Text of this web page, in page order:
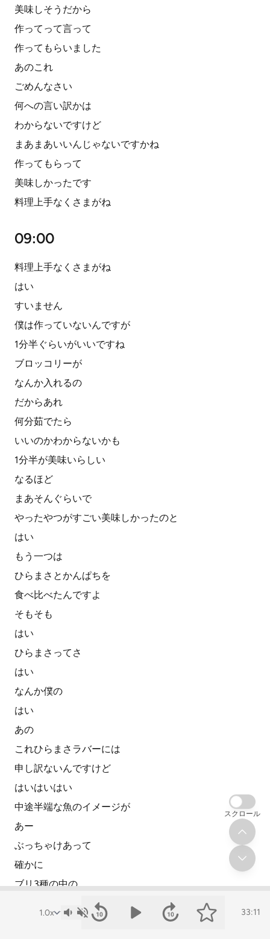
美味しそうだから
作ってって言って
作ってもらいました
あのこれ
ごめんなさい
何への言い訳かは
わからないですけど
まあまあいいんじゃないですかね
作ってもらって
美味しかったです
料理上手なくさまがね
09:00
料理上手なくさまがね
はい
すいません
僕は作っていないんですが
1分半ぐらいがいいですね
ブロッコリーが
なんか入れるの
だからあれ
何分茹でたら
いいのかわからないかも
1分半が美味いらしい
なるほど
まあそんぐらいで
やったやつがすごい美味しかったのと
はい
もう一つは
ひらまさとかんぱちを
食べ比べたんですよ
そもそも
はい
ひらまさってさ
はい
なんか僕の
はい
あの
これひらまさラバーには
申し訳ないんですけど
はいはいはい
中途半端な魚のイメージが
あー
ぶっちゃけあって
確かに
ブリ3種の中の
どっちつかずなやつみたいな
33:11
スクロール